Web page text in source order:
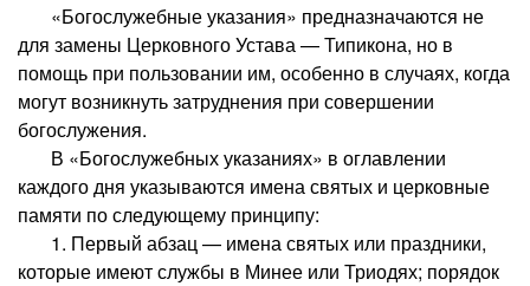
«Богослужебные указания» предназначаются не
для замены Церковного Устава — Типикона, но в
помощь при пользовании им, особенно в случаях, когда
могут возникнуть затруднения при совершении
богослужения.
В «Богослужебных указаниях» в оглавлении
каждого дня указываются имена святых и церковные
памяти по следующему принципу:
1. Первый абзац — имена святых или праздники,
которые имеют службы в Минее или Триодях; порядок